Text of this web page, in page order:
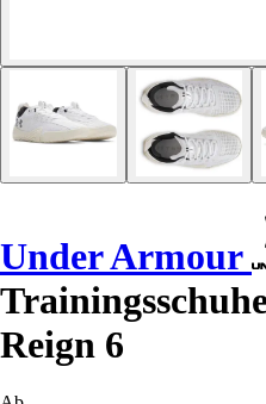
Under Armour
Reign 6